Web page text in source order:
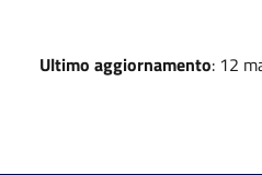
Ultimo aggiornamento: 12